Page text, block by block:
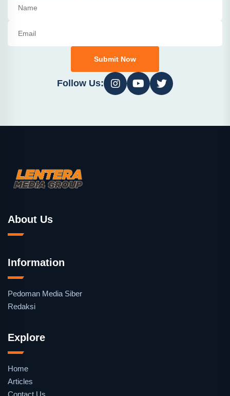
Submit Now
Follow Us:
About Us
Information
Pedoman Media Siber
Redaksi
Explore
Home
Articles
Contact Us